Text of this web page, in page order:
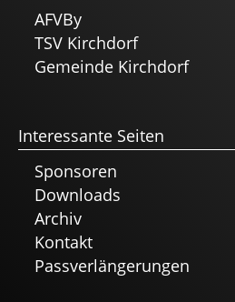
AFVBy
TSV Kirchdorf
Gemeinde Kirchdorf
Interessante Seiten
Sponsoren
Downloads
Archiv
Kontakt
Passverlängerungen